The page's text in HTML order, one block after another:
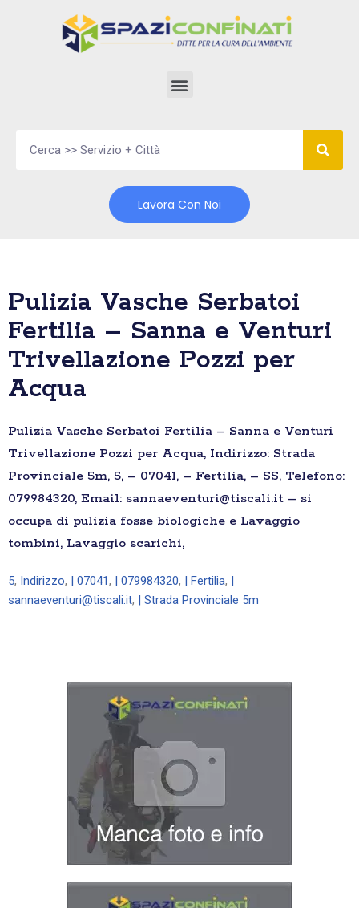
Lavora Con Noi
Pulizia Vasche Serbatoi
Fertilia – Sanna e Venturi
Trivellazione Pozzi per
Acqua
Pulizia Vasche Serbatoi Fertilia – Sanna e Venturi
Trivellazione Pozzi per Acqua, Indirizzo: Strada
Provinciale 5m, 5, – 07041, – Fertilia, – SS, Telefono:
079984320, Email: sannaeventuri@tiscali.it – si
occupa di pulizia fosse biologiche e Lavaggio
tombini, Lavaggio scarichi,
5, Indirizzo, | 07041, | 079984320, | Fertilia,
sannaeventuri@tiscali.it, | Strada Provinciale 5m